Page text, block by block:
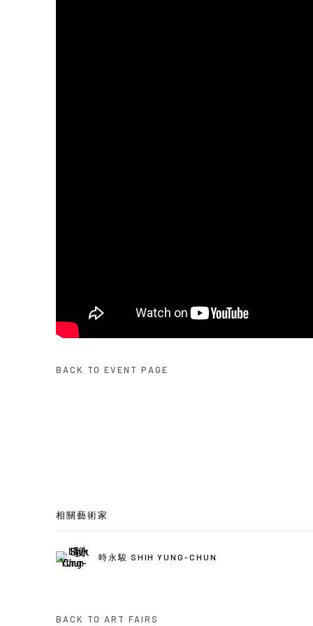
BACK TO EVENT PAGE
相關藝術家
時永駿 SHIH YUNG-CHUN
BACK TO ART FAIRS